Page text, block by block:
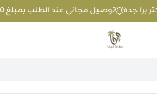
توصيل مجاني عند الطلب بمبلغ 100 ريال واكثر داخل جدة و 200 ريال واكثر برا جدة
متجر عطارة فيفا